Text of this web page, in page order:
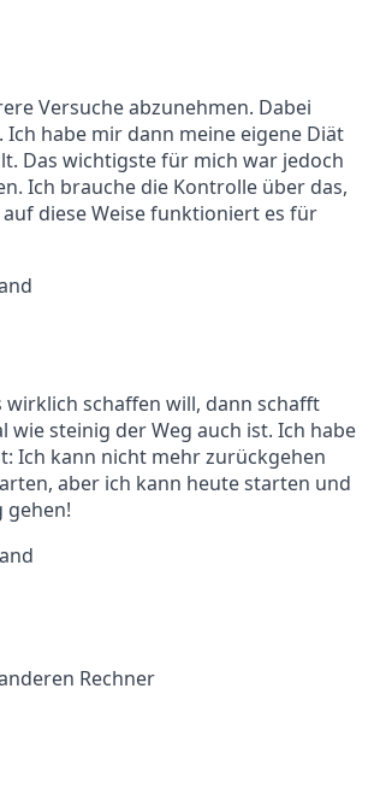
Versuche abzunehmen. Dabei
habe mir dann meine eigene Diät
Das wichtigste für mich war jedoch
Ich brauche die Kontrolle über das,
diese Weise funktioniert es für
wirklich schaffen will, dann schafft
wie steinig der Weg auch ist. Ich habe
Ich kann nicht mehr zurückgehen
aber ich kann heute starten und
gehen!
Rechner